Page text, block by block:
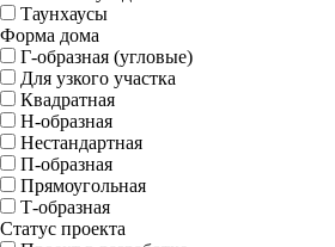
Таунхаусы
Форма дома
Г-образная (угловые)
Для узкого участка
Квадратная
Н-образная
Нестандартная
П-образная
Прямоугольная
Т-образная
Статус проекта